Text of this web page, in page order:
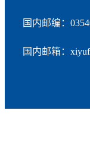
国内邮编：
国内邮箱：